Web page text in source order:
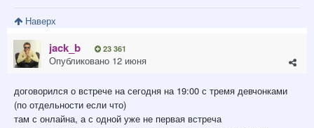
Наверх
jack_b 23 361
Опубликовано 12 июня
договорился о встрече на сегодня на 19:00 с тремя девчонками
(по отдельности если что)
там с онлайна, а с одной уже не первая встреча